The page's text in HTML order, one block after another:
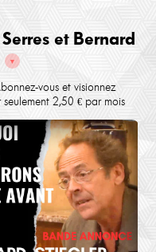
et Bernard
▼
vous et visionnez
2,50 € par mois